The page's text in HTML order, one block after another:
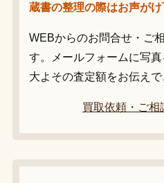
蔵書の整理の際はお声がけ
WEBからのお問合せ・ご
す。メールフォームに写
大よその査定額をお伝えで
買取依頼・ご相